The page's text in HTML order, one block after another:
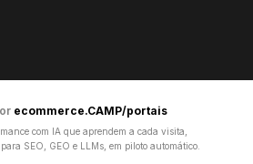
ecommerce.CAMP/portais
com IA que aprendem a cada visita,
SEO, GEO e LLMs, em piloto automático.